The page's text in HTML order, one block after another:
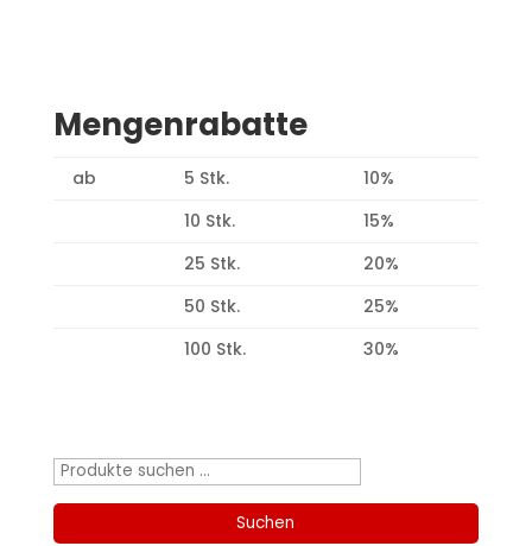
Mengenrabatte
ab 5 Stk.
10%
10 Stk.
15%
25 Stk.
20%
50 Stk.
25%
100 Stk.
30%
Suchen
Suchen